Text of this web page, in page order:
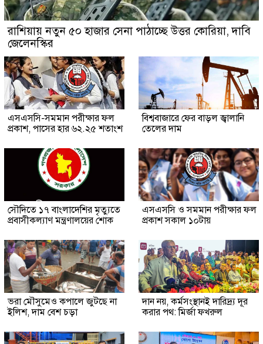
রাশিয়ায় নতুন ৫০ হাজার সেনা পাঠাচ্ছে উত্তর কোরিয়া, দাবি
জেলেনস্কির
এসএসসি-সমমান পরীক্ষার ফল
প্রকাশ, পাসের হার ৬২.২৫ শতাংশ
বিশ্ববাজারে ফের বাড়ল জ্বালানি
তেলের দাম
সৌ‌দিতে ১৭ বাংলাদেশির মৃত্যুতে
প্রবাসীকল্যাণ মন্ত্রণালয়ের শোক
এসএসসি ও সমমান পরীক্ষার ফল
প্রকাশ সকাল ১০টায়
ভরা মৌসুমেও কপালে জুটছে না
ইলিশ, দাম বেশ চড়া
দান নয়, কর্মসংস্থানই দারিদ্র্য দূর
করার পথ: মির্জা ফখরুল